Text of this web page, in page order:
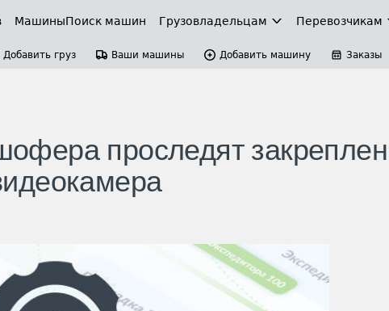
МашиныПоиск машин Грузовладельцам Перевозчикам
Добавить груз Ваши машины Добавить машину Заказы
проследят